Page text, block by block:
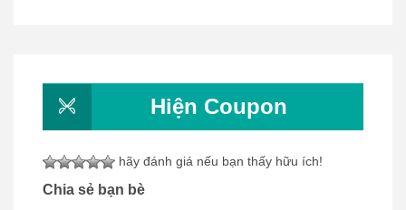
Hiện Coupon
hãy đánh giá nếu bạn thấy hữu ích!
Chia sẻ bạn bè